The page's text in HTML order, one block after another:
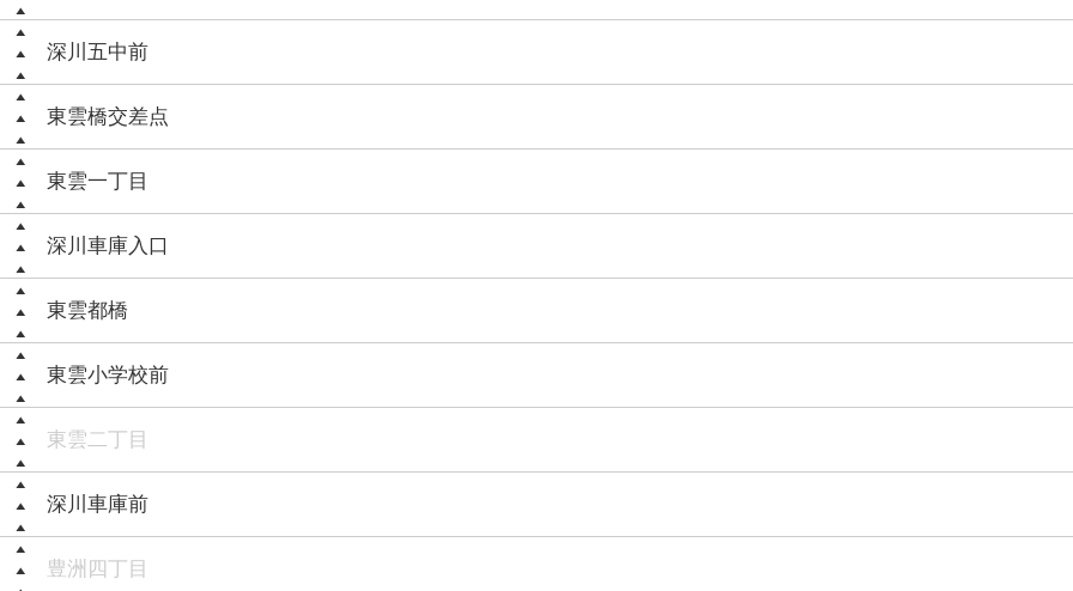
深川五中前
東雲橋交差点
東雲一丁目
深川車庫入口
東雲都橋
東雲小学校前
東雲二丁目
深川車庫前
豊洲四丁目